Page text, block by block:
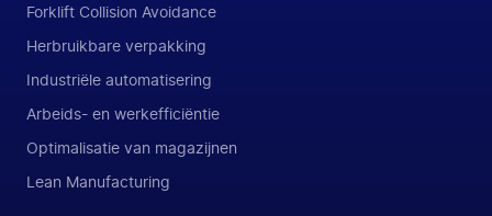
Forklift Collision Avoidance
Herbruikbare verpakking
Industriële automatisering
Arbeids- en werkefficiëntie
Optimalisatie van magazijnen
Lean Manufacturing